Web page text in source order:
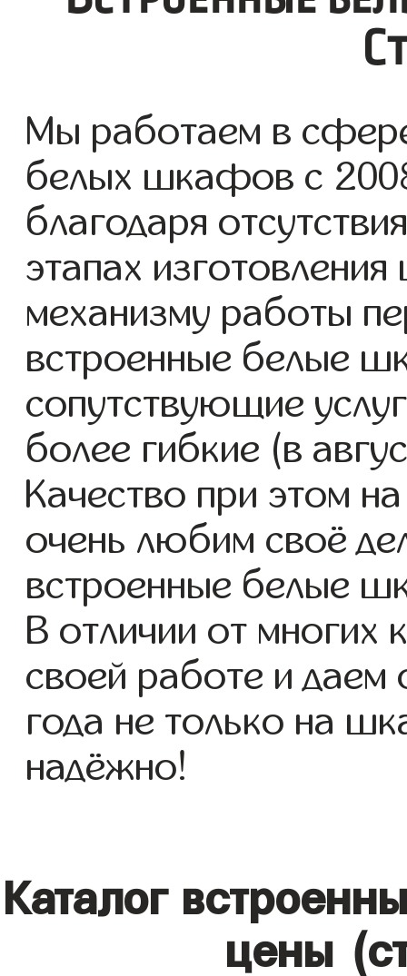
Мы работаем в
белых шкафов с
благодаря
этапах
механизму работы
встроенные белые
сопутствующие
более гибкие (в
Качество при этом
очень любим своё
встроенные белые
В отличии от многих
своей работе и
года не только на
надёжно!
Каталог
цены